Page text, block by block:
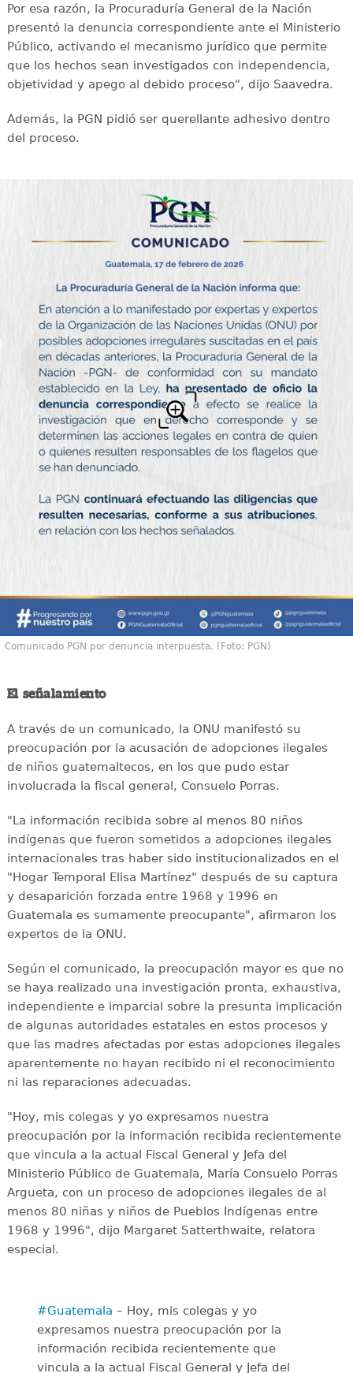
Por esa razón, la Procuraduría General de la Nación
presentó la denuncia correspondiente ante el Ministerio
Público, activando el mecanismo jurídico que permite
que los hechos sean investigados con independencia,
objetividad y apego al debido proceso", dijo Saavedra.
Además, la PGN pidió ser querellante adhesivo dentro
del proceso.
Comunicado PGN por denuncia interpuesta. (Foto: PGN)
El señalamiento
A través de un comunicado, la ONU manifestó su
preocupación por la acusación de adopciones ilegales
de niños guatemaltecos, en los que pudo estar
involucrada la fiscal general, Consuelo Porras.
"La información recibida sobre al menos 80 niños
indígenas que fueron sometidos a adopciones ilegales
internacionales tras haber sido institucionalizados en el
"Hogar Temporal Elisa Martínez" después de su captura
y desaparición forzada entre 1968 y 1996 en
Guatemala es sumamente preocupante", afirmaron los
expertos de la ONU.
Según el comunicado, la preocupación mayor es que no
se haya realizado una investigación pronta, exhaustiva,
independiente e imparcial sobre la presunta implicación
de algunas autoridades estatales en estos procesos y
que las madres afectadas por estas adopciones ilegales
aparentemente no hayan recibido ni el reconocimiento
ni las reparaciones adecuadas.
"Hoy, mis colegas y yo expresamos nuestra
preocupación por la información recibida recientemente
que vincula a la actual Fiscal General y Jefa del
Ministerio Público de Guatemala, María Consuelo Porras
Argueta, con un proceso de adopciones ilegales de al
menos 80 niñas y niños de Pueblos Indígenas entre
1968 y 1996", dijo Margaret Satterthwaite, relatora
especial.
#Guatemala – Hoy, mis colegas y yo
expresamos nuestra preocupación por la
información recibida recientemente que
vincula a la actual Fiscal General y Jefa del